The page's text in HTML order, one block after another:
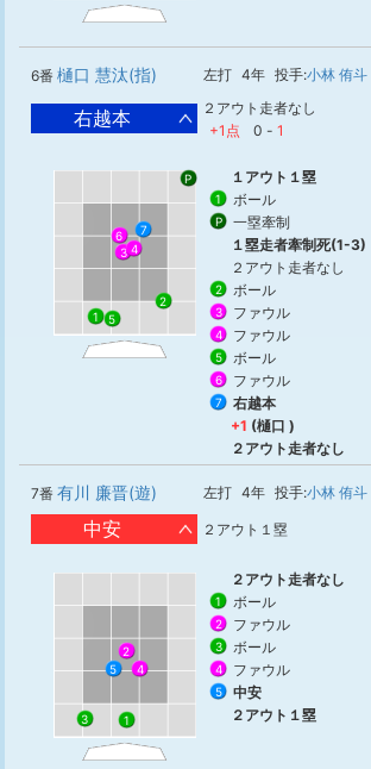
6番 樋口 慧汰(指) 左打 4年 投手:小林 侑斗
右越本
２アウト走者なし
+1点
0 - 1
1
P
2
3 4
5
6 7
１アウト１塁
1 ボール
P
一塁牽制
１塁走者牽制死(1-3)
２アウト走者なし
2 ボール
3 ファウル
4 ファウル
5 ボール
6 ファウル
7
右越本
+1 (樋口 )
２アウト走者なし
7番 有川 廉晋(遊) 左打 4年 投手:小林 侑斗
中安 ２アウト１塁
1
2
3
4
5
２アウト走者なし
1 ボール
2 ファウル
3 ボール
4 ファウル
5
中安
２アウト１塁